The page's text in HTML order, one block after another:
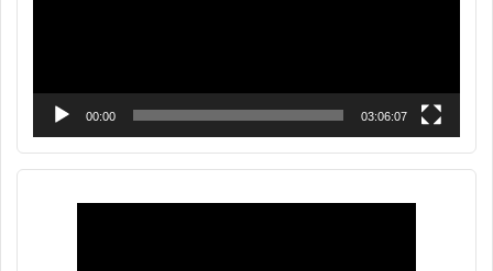
00:00 03:06:07